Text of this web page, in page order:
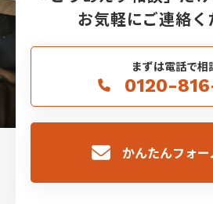
お気軽にご連絡く
まずは電話で相
0120-
かんたんフォ